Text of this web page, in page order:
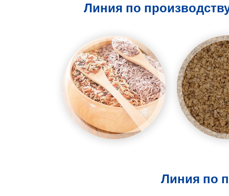
Линия по
Линия по